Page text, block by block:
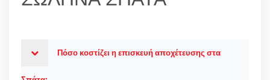
Πόσο κοστίζει η επισκευή αποχέτευσης στα